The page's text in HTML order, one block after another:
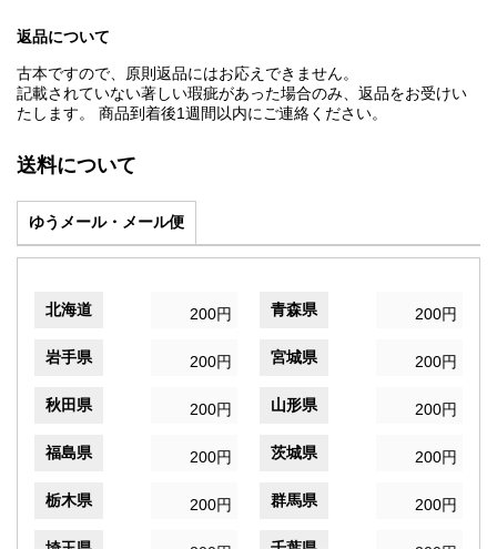
返品について
古本ですので、原則返品にはお応えできません。
記載されていない著しい瑕疵があった場合のみ、返品をお受けい
たします。 商品到着後1週間以内にご連絡ください。
送料について
ゆうメール・メール便
北海道 200円 青森県 200円
岩手県 200円 宮城県 200円
秋田県 200円 山形県 200円
福島県 200円 茨城県 200円
栃木県 200円 群馬県 200円